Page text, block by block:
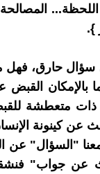
المصالحة
}.
سؤال حارق،
بالإمكان
متعطشة
عن كينونة
"السؤال" عن
جواب"